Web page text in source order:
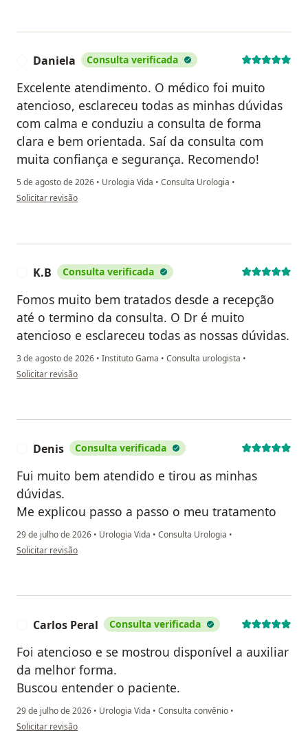
Daniela Consulta verificada
Excelente atendimento. O médico foi muito
atencioso, esclareceu todas as minhas dúvidas
com calma e conduziu a consulta de forma
clara e bem orientada. Saí da consulta com
muita confiança e segurança. Recomendo!
5 de agosto de 2026 • Urologia Vida • Consulta Urologia •
na opinião do utilizador Daniela
Solicitar revisão
K.B Consulta verificada
Fomos muito bem tratados desde a recepção
até o termino da consulta. O Dr é muito
atencioso e esclareceu todas as nossas dúvidas.
3 de agosto de 2026 • Instituto Gama • Consulta urologista •
na opinião do utilizador K.B
Solicitar revisão
Denis Consulta verificada
Fui muito bem atendido e tirou as minhas
dúvidas.
Me explicou passo a passo o meu tratamento
29 de julho de 2026 • Urologia Vida • Consulta Urologia •
na opinião do utilizador Denis
Solicitar revisão
Carlos Peral Consulta verificada
Foi atencioso e se mostrou disponível a auxiliar
da melhor forma.
Buscou entender o paciente.
29 de julho de 2026 • Urologia Vida • Consulta convênio •
na opinião do utilizador Carlos Peral
Solicitar revisão